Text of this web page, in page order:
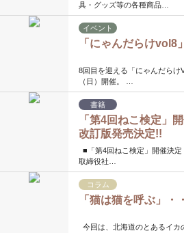
発売決定！
具・グッズ等の各種商品…
イベント
「にゃんだらけ
8回目を迎える「にゃんだらけ
（日）開催。 …
書籍
「第4回ねこ検定」
改訂版発売決定!!
■「第4回ねこ検定」開催決
取締役社…
コラム
「猫は猫を呼ぶ」・
今回は、北海道のとあるイカ